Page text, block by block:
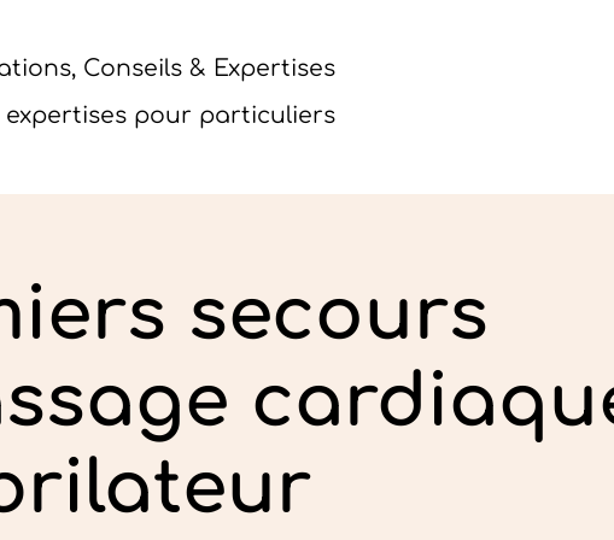
Conseils & Expertises
pour particuliers
secours